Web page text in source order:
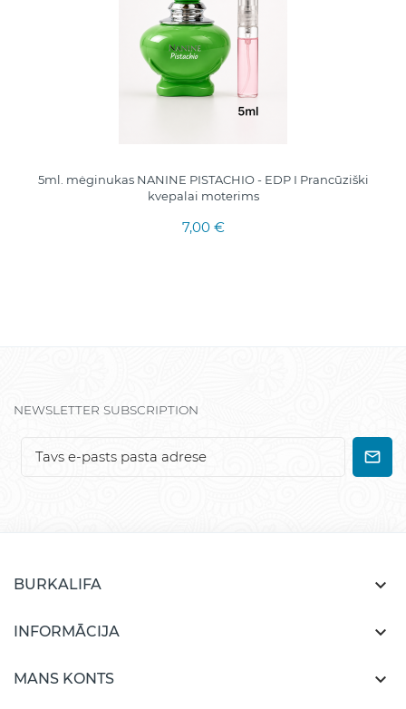
5ml. mėginukas NANINE PISTACHIO - EDP I Prancūziški
kvepalai moterims
7,00 €
NEWSLETTER SUBSCRIPTION
BURKALIFA 
INFORMĀCIJA 
MANS KONTS 